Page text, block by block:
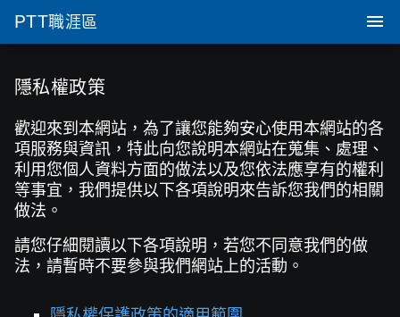
PTT職涯區
隱私權政策
歡迎來到本網站，為了讓您能夠安心使用本網站的各
項服務與資訊，特此向您說明本網站在蒐集、處理、
利用您個人資料方面的做法以及您依法應享有的權利
等事宜，我們提供以下各項說明來告訴您我們的相關
做法。
請您仔細閱讀以下各項說明，若您不同意我們的做
法，請暫時不要參與我們網站上的活動。